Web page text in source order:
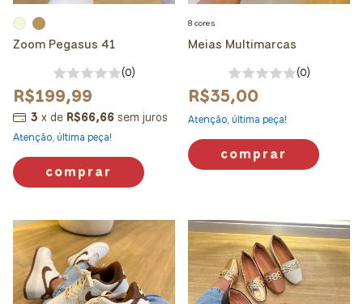
Zoom Pegasus 41
(0)
R$199,99
3 x de R$66,66 sem juros
Atenção, última peça!
comprar
Meias Multimarcas
(0)
R$35,00
Atenção, última peça!
8 cores
comprar